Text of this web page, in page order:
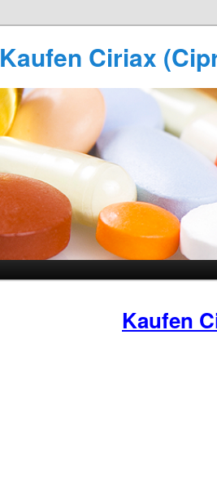
Kaufen Ciriax
Kaufen